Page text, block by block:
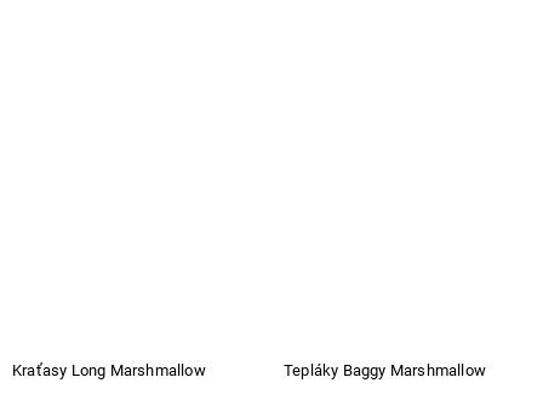
Kraťasy Long Marshmallow Tepláky Baggy Marshmallow